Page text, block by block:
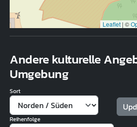
Leaflet | ©
Andere kulturelle
Umgebung
Sort
Reihenfolge